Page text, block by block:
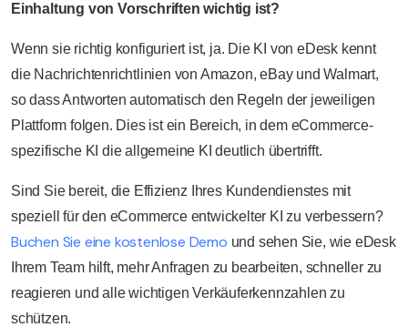
Einhaltung von Vorschriften wichtig ist?
Wenn sie richtig konfiguriert ist, ja. Die KI von eDesk kennt
die Nachrichtenrichtlinien von Amazon, eBay und Walmart,
so dass Antworten automatisch den Regeln der jeweiligen
Plattform folgen. Dies ist ein Bereich, in dem eCommerce-
spezifische KI die allgemeine KI deutlich übertrifft.
Sind Sie bereit, die Effizienz Ihres Kundendienstes mit
speziell für den eCommerce entwickelter KI zu verbessern?
Buchen Sie eine kostenlose Demo und sehen Sie, wie eDesk
Ihrem Team hilft, mehr Anfragen zu bearbeiten, schneller zu
reagieren und alle wichtigen Verkäuferkennzahlen zu
schützen.